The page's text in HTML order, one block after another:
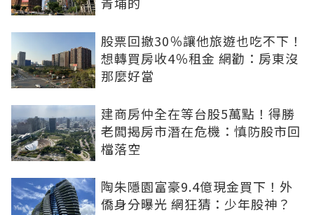
股票回撤30％讓他旅遊也吃不下！
想轉買房收4％租金 網勸：房東沒
那麼好當
建商房仲全在等台股5萬點！得勝
老闆揭房市潛在危機：慎防股市回
檔落空
陶朱隱園富豪9.4億現金買下！外
僑身分曝光 網狂猜：少年股神？